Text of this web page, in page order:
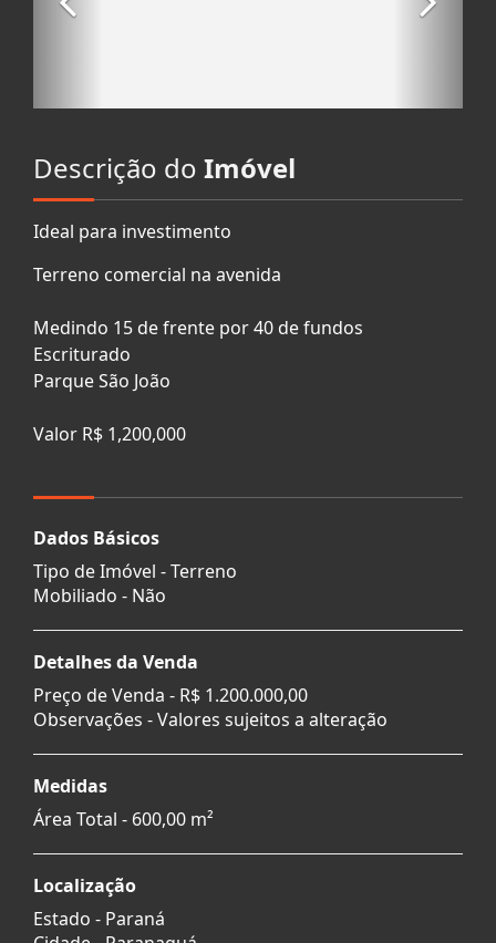
Descrição do Imóvel
Ideal para investimento
Terreno comercial na avenida
Medindo 15 de frente por 40 de fundos
Escriturado
Parque São João
Valor R$ 1,200,000
Dados Básicos
Tipo de Imóvel - Terreno
Mobiliado - Não
Detalhes da Venda
Preço de Venda - R$ 1.200.000,00
Observações - Valores sujeitos a alteração
Medidas
Área Total - 600,00 m²
Localização
Estado - Paraná